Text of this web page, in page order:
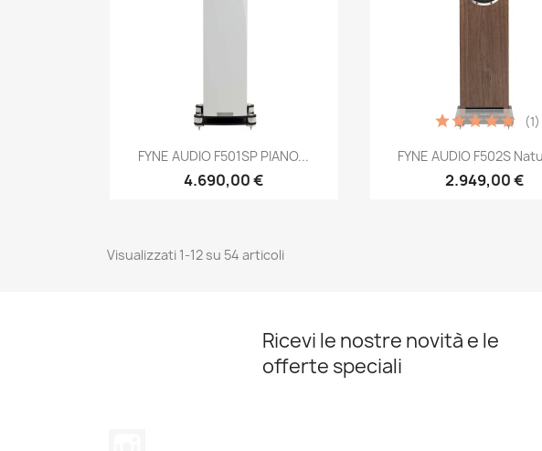
Anteprima
FYNE AUDIO F501SP PIANO...
4.690,00 €
Anteprima
FYNE AUDIO F502S
2.949,00 €
(1)
Visualizzati 1-12 su 54 articoli
Ricevi le nostre novità e le
offerte speciali